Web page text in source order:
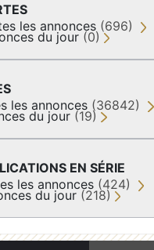
les annonces (696)
du jour (0)
les annonces (36842)
du jour (19)
EN SÉRIE
les annonces (424)
du jour (218)